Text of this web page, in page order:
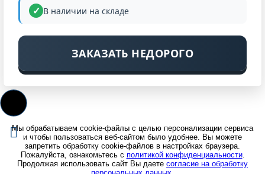
В наличии на складе
ЗАКАЗАТЬ НЕДОРОГО
Мы обрабатываем cookie-файлы с целью персонализации сервиса
и чтобы пользоваться веб-сайтом было удобнее. Вы можете
запретить обработку cookie-файлов в настройках браузера.
Пожалуйста, ознакомьтесь с политикой конфиденциальности.
Продолжая использовать сайт Вы даете согласие на обработку